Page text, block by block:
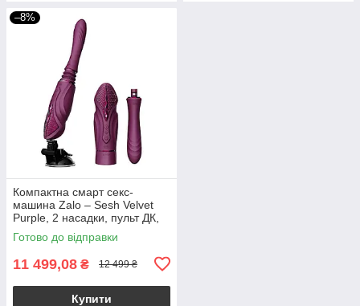
–8%
Компактна смарт секс-
машина Zalo – Sesh Velvet
Purple, 2 насадки, пульт ДК,
кристал Swarovski
Готово до відправки
11 499,08 ₴ 12 499 ₴
Купити